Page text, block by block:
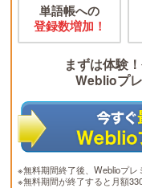
単語帳への
登録数増加！
まずは体験
Weblioプ
※無料期間終了後、Weblioプレ
※無料期間が終了すると月額